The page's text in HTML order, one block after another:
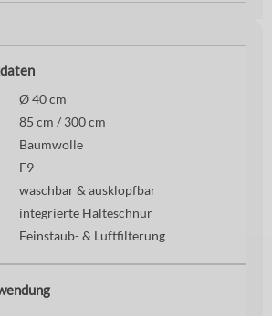
Ø 40 cm
85 cm / 300 cm
Baumwolle
F9
waschbar & ausklopfbar
integrierte Halteschnur
Feinstaub- & Luftfilterung